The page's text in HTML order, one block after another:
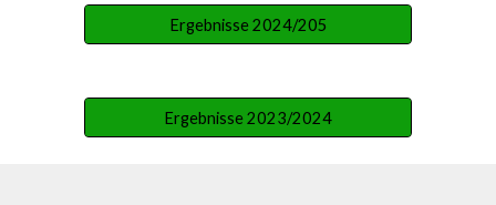
Ergebnisse 2024/205
Ergebnisse 2023/2024